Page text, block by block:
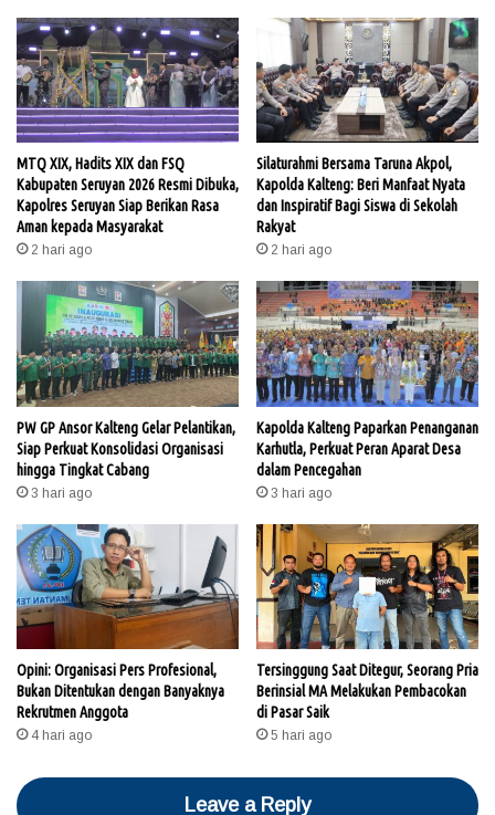
MTQ XIX, Hadits XIX dan FSQ
Kabupaten Seruyan 2026 Resmi Dibuka,
Kapolres Seruyan Siap Berikan Rasa
Aman kepada Masyarakat
2 hari ago
Silaturahmi Bersama Taruna Akpol,
Kapolda Kalteng: Beri Manfaat Nyata
dan Inspiratif Bagi Siswa di Sekolah
Rakyat
2 hari ago
PW GP Ansor Kalteng Gelar Pelantikan,
Siap Perkuat Konsolidasi Organisasi
hingga Tingkat Cabang
3 hari ago
Kapolda Kalteng Paparkan Penanganan
Karhutla, Perkuat Peran Aparat Desa
dalam Pencegahan
3 hari ago
Opini: Organisasi Pers Profesional,
Bukan Ditentukan dengan Banyaknya
Rekrutmen Anggota
4 hari ago
Tersinggung Saat Ditegur, Seorang Pria
Berinsial MA Melakukan Pembacokan
di Pasar Saik
5 hari ago
Leave a Reply